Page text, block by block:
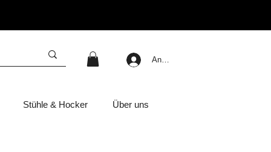
Stühle & Hocker Über uns
Anmelden